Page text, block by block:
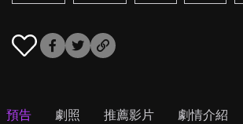
預告 劇照 推薦影片 劇情介紹